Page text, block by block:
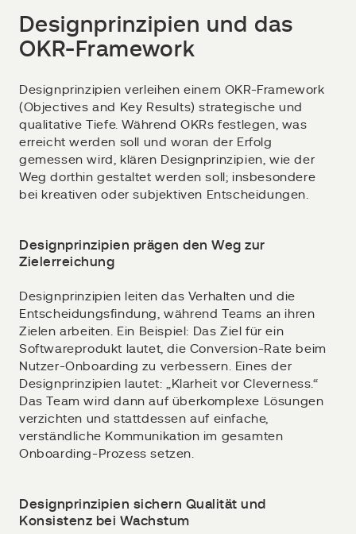
Designprinzipien und das
OKR-Framework
Designprinzipien verleihen einem OKR-Framework
(Objectives and Key Results) strategische und
qualitative Tiefe. Während OKRs festlegen, was
erreicht werden soll und woran der Erfolg
gemessen wird, klären Designprinzipien, wie der
Weg dorthin gestaltet werden soll; insbesondere
bei kreativen oder subjektiven Entscheidungen.
Designprinzipien prägen den Weg zur
Zielerreichung
Designprinzipien leiten das Verhalten und die
Entscheidungsfindung, während Teams an ihren
Zielen arbeiten. Ein Beispiel: Das Ziel für ein
Softwareprodukt lautet, die Conversion-Rate beim
Nutzer-Onboarding zu verbessern. Eines der
Designprinzipien lautet: „Klarheit vor Cleverness.“
Das Team wird dann auf überkomplexe Lösungen
verzichten und stattdessen auf einfache,
verständliche Kommunikation im gesamten
Onboarding-Prozess setzen.
Designprinzipien sichern Qualität und
Konsistenz bei Wachstum